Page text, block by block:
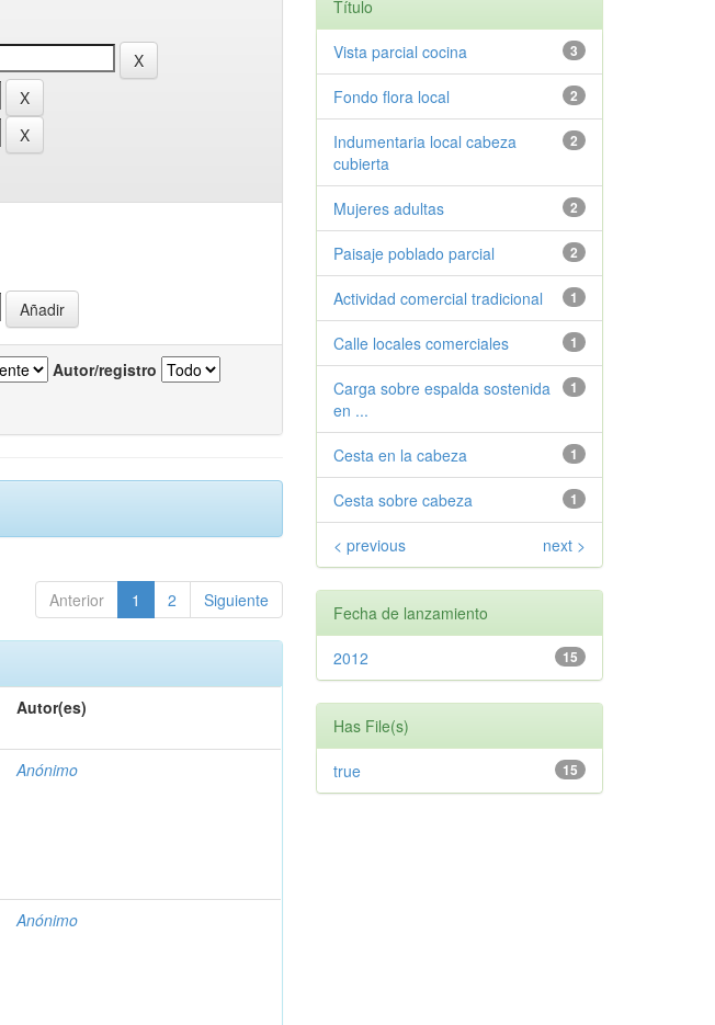
Autor/registro
Anterior 1 2 Siguiente
Autor(es)
Anónimo
Anónimo
Título
3
Vista parcial cocina
2
Fondo flora local
2
Indumentaria local cabeza
cubierta
2
Mujeres adultas
2
Paisaje poblado parcial
1
Actividad comercial tradicional
1
Calle locales comerciales
1
Carga sobre espalda sostenida
en ...
1
Cesta en la cabeza
1
Cesta sobre cabeza
< previous next >
Fecha de lanzamiento
15
2012
Has File(s)
15
true